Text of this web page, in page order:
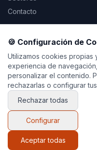
Contacto
Legal
Aviso Legal
Privacidad
Cookies
© 2026 Decoración y
🍪 Configuración de
Utilizamos cookies propias
experiencia de
personalizar el contenido.
rechazarlas o configurar
Rechazar todas
Configurar
Aceptar todas